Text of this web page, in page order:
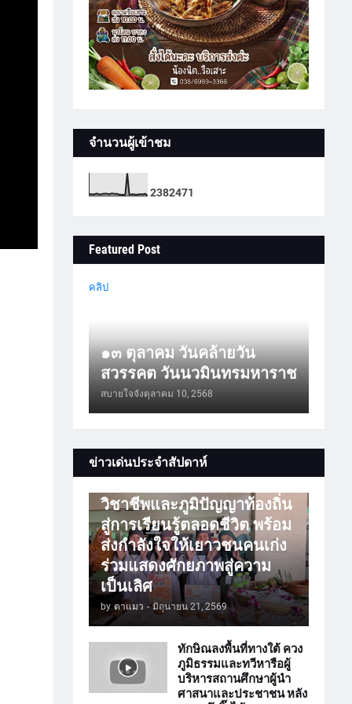
จำนวนผู้เข้าชม
2382471
Featured Post
คลิป
๑๓ ตุลาคม วันคล้ายวัน
สวรรคต วันนวมินทรมหาราช
สบายใจจังตุลาคม 10, 2568
ข่าวเด่นประจำสัปดาห์
การศึกษา
วิชาชีพและภูมิปัญญาท้องถิ่น
สู่การเรียนรู้ตลอดชีวิต พร้อม
ส่งกำลังใจให้เยาวชนคนเก่ง
ร่วมแสดงศักยภาพสู่ความ
เป็นเลิศ
by ตาแมว - มิถุนายน 21, 2569
ทักษิณลงพื้นที่ทางใต้ ควง
ภูมิธรรมและทวีหารือผู้
บริหารสถานศึกษาผู้นำ
ศาสนาและประชาชน หลัง